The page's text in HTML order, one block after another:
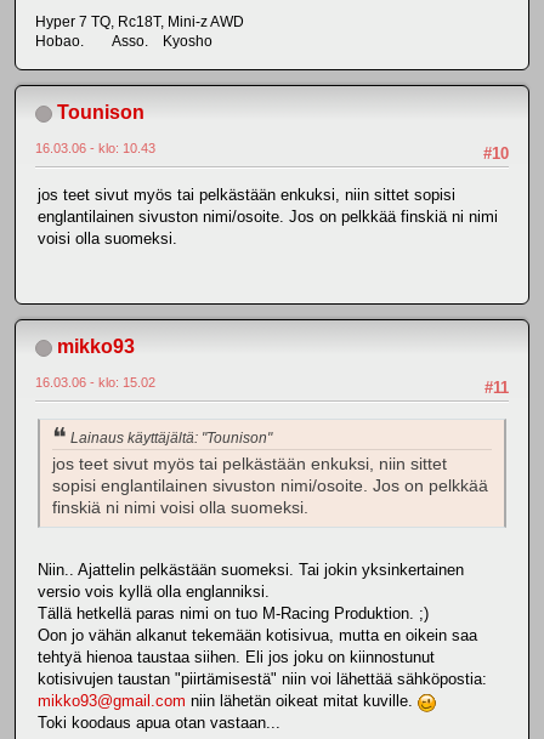
Hyper 7 TQ, Rc18T, Mini-z AWD
Hobao. Asso. Kyosho
Tounison
#10
16.03.06 - klo: 10.43
jos teet sivut myös tai pelkästään enkuksi, niin sittet sopisi
englantilainen sivuston nimi/osoite. Jos on pelkkää finskiä ni nimi
voisi olla suomeksi.
mikko93
#11
16.03.06 - klo: 15.02
Lainaus käyttäjältä: "Tounison"
jos teet sivut myös tai pelkästään enkuksi, niin sittet
sopisi englantilainen sivuston nimi/osoite. Jos on pelkkää
finskiä ni nimi voisi olla suomeksi.
Niin.. Ajattelin pelkästään suomeksi. Tai jokin yksinkertainen
versio vois kyllä olla englanniksi.
Tällä hetkellä paras nimi on tuo M-Racing Produktion. ;)
Oon jo vähän alkanut tekemään kotisivua, mutta en oikein saa
tehtyä hienoa taustaa siihen. Eli jos joku on kiinnostunut
kotisivujen taustan "piirtämisestä" niin voi lähettää sähköpostia:
mikko93@gmail.com niin lähetän oikeat mitat kuville.
Toki koodaus apua otan vastaan...